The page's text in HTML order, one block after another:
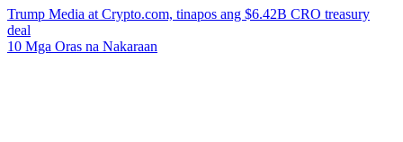
Trump Media at Crypto.com, tinapos ang $6.42B CRO treasury
deal
10 Mga Oras na Nakaraan